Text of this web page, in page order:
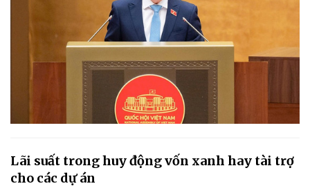
Lãi suất trong huy động vốn xanh hay tài trợ
cho các dự án